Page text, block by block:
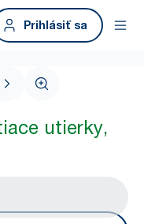
Prihlásiť sa
utierky,